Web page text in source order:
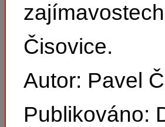
Čisovice.
Autor: Pavel
Publikováno: